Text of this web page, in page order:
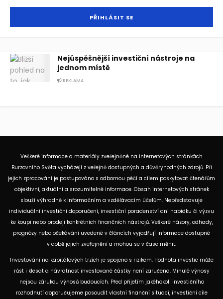
Nejúspěšnější investiční nástroje na
jednom místě
REKLAMA
Veškeré informace a materiály zveřejněné na internetových stránkách
Burzovního Světa vycházejí z veřejně dostupných a důvěryhodných zdrojů. Při
jejich zpracování je postupováno s odbornou péčí a cílem poskytovat čtenářům
objektivní, aktuální a srozumitelné informace. Obsah internetových stránek
slouží výhradně k informačním a vzdělávacím účelům. Nepředstavuje
individuální investiční doporučení, investiční poradenství ani nabídku či výzvu
ke koupi nebo prodeji konkrétních finančních nástrojů. Veškeré názory, odhady,
prognózy nebo očekávání uvedené v článcích vyjadřují informace dostupné
v době jejich zveřejnění a mohou se v čase měnit.
Investování na kapitálových trzích je spojeno s rizikem. Hodnota investic může
růst i klesat a návratnost investované částky není zaručena. Minulé výnosy
nejsou zárukou výnosů budoucích. Před přijetím jakéhokoli investičního
rozhodnutí doporučujeme posoudit vlastní finanční situaci, investiční cíle